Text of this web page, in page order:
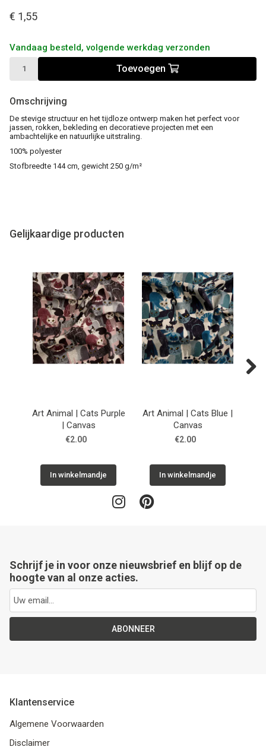
€ 1,55
Vandaag besteld, volgende werkdag verzonden
Toevoegen
Omschrijving
De stevige structuur en het tijdloze ontwerp maken het perfect voor
jassen, rokken, bekleding en decoratieve projecten met een
ambachtelijke en natuurlijke uitstraling.
100% polyester
Stofbreedte 144 cm, gewicht 250 g/m²
Gelijkaardige producten
Art Animal | Cats Purple
| Canvas
€2.00
In winkelmandje
Art Animal | Cats Blue |
Canvas
€2.00
In winkelmandje
Schrijf je in voor onze nieuwsbrief en blijf op de
hoogte van al onze acties.
ABONNEER
Klantenservice
Algemene Voorwaarden
Disclaimer